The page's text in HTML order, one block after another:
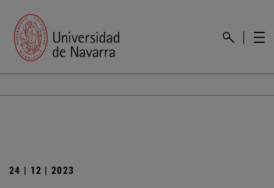
24 | 12 | 2023